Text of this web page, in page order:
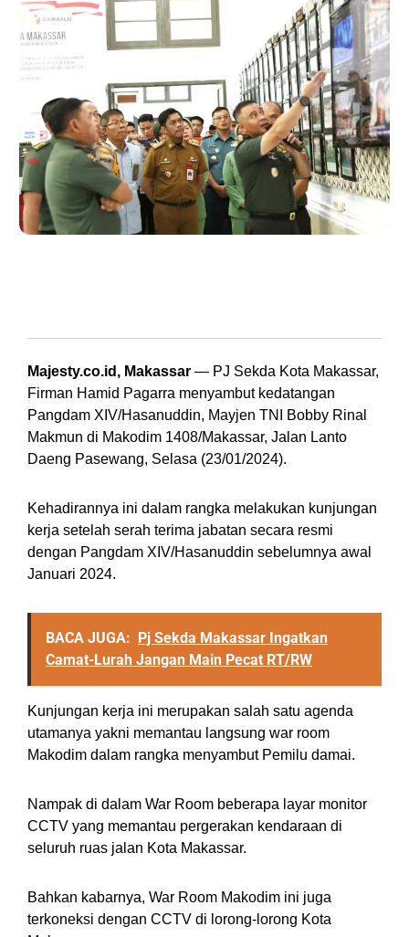
Majesty.co.id, Makassar — PJ Sekda Kota Makassar,
Firman Hamid Pagarra menyambut kedatangan
Pangdam XIV/Hasanuddin, Mayjen TNI Bobby Rinal
Makmun di Makodim 1408/Makassar, Jalan Lanto
Daeng Pasewang, Selasa (23/01/2024).
Kehadirannya ini dalam rangka melakukan kunjungan
kerja setelah serah terima jabatan secara resmi
dengan Pangdam XIV/Hasanuddin sebelumnya awal
Januari 2024.
BACA JUGA: Pj Sekda Makassar Ingatkan
Camat-Lurah Jangan Main Pecat RT/RW
Kunjungan kerja ini merupakan salah satu agenda
utamanya yakni memantau langsung war room
Makodim dalam rangka menyambut Pemilu damai.
Nampak di dalam War Room beberapa layar monitor
CCTV yang memantau pergerakan kendaraan di
seluruh ruas jalan Kota Makassar.
Bahkan kabarnya, War Room Makodim ini juga
terkoneksi dengan CCTV di lorong-lorong Kota